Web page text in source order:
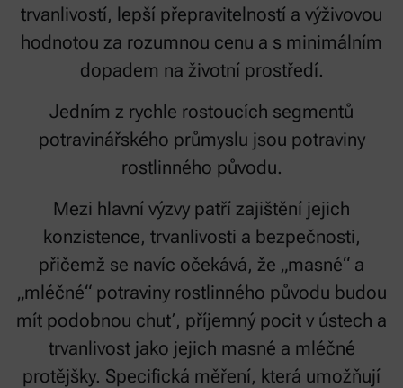
trvanlivostí, lepší přepravitelností a výživovou
hodnotou za rozumnou cenu a s minimálním
dopadem na životní prostředí.
Jedním z rychle rostoucích segmentů
potravinářského průmyslu jsou potraviny
rostlinného původu.
Mezi hlavní výzvy patří zajištění jejich
konzistence, trvanlivosti a bezpečnosti,
přičemž se navíc očekává, že „masné“ a
„mléčné“ potraviny rostlinného původu budou
mít podobnou chuť, příjemný pocit v ústech a
trvanlivost jako jejich masné a mléčné
protějšky. Specifická měření, která umožňují